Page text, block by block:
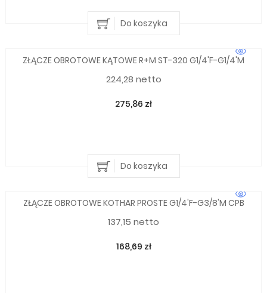
Do koszyka
ZŁĄCZE OBROTOWE KĄTOWE R+M ST-320 G1/4'F-G1/4'M
224,28 netto
275,86 zł
Do koszyka
ZŁĄCZE OBROTOWE KOTHAR PROSTE G1/4'F-G3/8'M CPB
137,15 netto
168,69 zł